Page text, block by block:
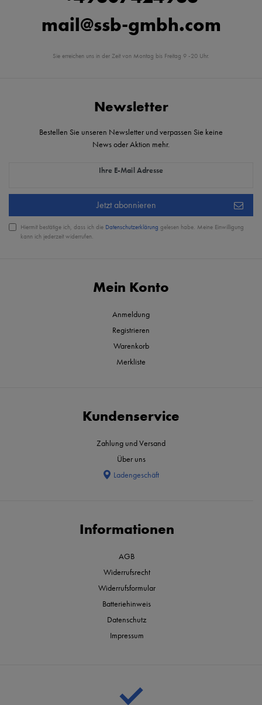
mail@ssb-gmbh.com
Sie erreichen uns in der Zeit von Montag bis Freitag 9 -20 Uhr.
Mein Konto
Anmeldung
Registrieren
Warenkorb
Merkliste
Kundenservice
Zahlung und Versand
Über uns
Ladengeschäft
Informationen
AGB
Widerrufsrecht
Widerrufsformular
Batteriehinweis
Datenschutz
Impressum
Newsletter
Bestellen Sie unseren Newsletter und verpassen Sie keine
News oder Aktion mehr.
Ihre E-Mail Adresse
Newsletter Honig
Jetzt abonnieren
Hiermit bestätige ich, dass ich die Daten­schutz­erklärung gelesen habe. Meine Einwilligung
kann ich jederzeit widerrufen.